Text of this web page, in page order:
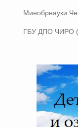
Минобрнауки
ГБУ ДПО ЧИРО (